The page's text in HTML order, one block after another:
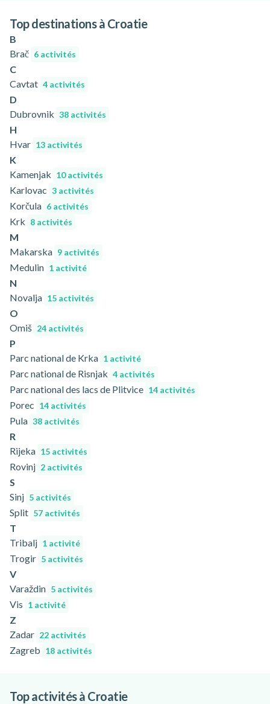
Top destinations à Croatie
B
Brač 6 activités
C
Cavtat 4 activités
D
Dubrovnik 38 activités
H
Hvar 13 activités
K
Kamenjak 10 activités
Karlovac 3 activités
Korčula 6 activités
Krk 8 activités
M
Makarska 9 activités
Medulin 1 activité
N
Novalja 15 activités
O
Omiš 24 activités
P
Parc national de Krka 1 activité
Parc national de Risnjak 4 activités
Parc national des lacs de Plitvice 14 activités
Porec 14 activités
Pula 38 activités
R
Rijeka 15 activités
Rovinj 2 activités
S
Sinj 5 activités
Split 57 activités
T
Tribalj 1 activité
Trogir 5 activités
V
Varaždin 5 activités
Vis 1 activité
Z
Zadar 22 activités
Zagreb 18 activités
Top activités à Croatie